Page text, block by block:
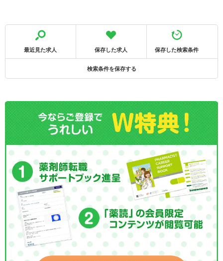
最近見た求人 保存した求人 保存した検索条件
検索条件を保存する